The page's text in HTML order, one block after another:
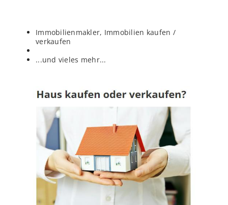
Immobilienmakler, Immobilien kaufen /
verkaufen
...und vieles mehr...